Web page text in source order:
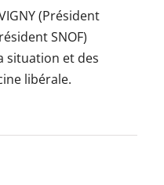
(Président
SNOF)
situation et des
libérale.